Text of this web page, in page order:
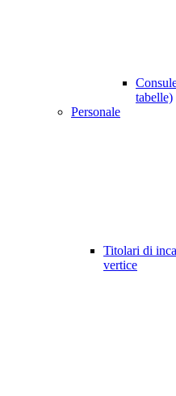
tabelle)
Personale
Titolari di
vertice